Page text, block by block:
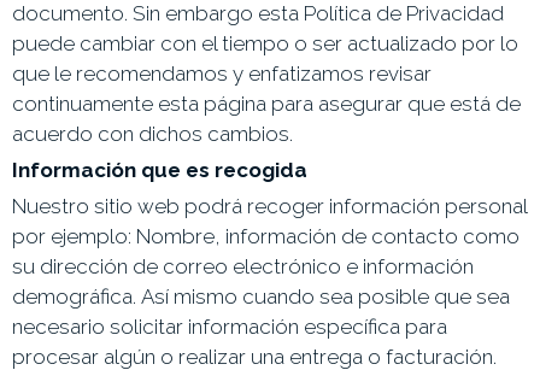
documento. Sin embargo esta Política de Privacidad
puede cambiar con el tiempo o ser actualizado por lo
que le recomendamos y enfatizamos revisar
continuamente esta página para asegurar que está de
acuerdo con dichos cambios.
Información que es recogida
Nuestro sitio web podrá recoger información personal
por ejemplo: Nombre, información de contacto como
su dirección de correo electrónico e información
demográfica. Así mismo cuando sea posible que sea
necesario solicitar información específica para
procesar algún o realizar una entrega o facturación.